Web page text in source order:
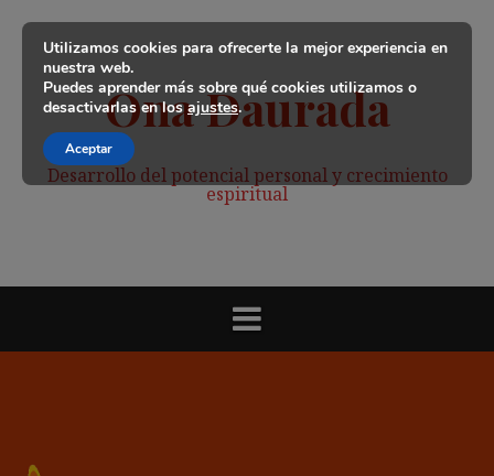
contenido
Ona Daurada
Desarrollo del potencial personal y crecimiento
espiritual
Utilizamos cookies para ofrecerte la mejor experiencia en
nuestra web.
Puedes aprender más sobre qué cookies utilizamos o
desactivarlas en losajustes.
Aceptar